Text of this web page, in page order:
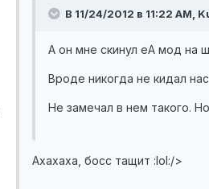
В 11/24/2012 в 11:22 AM,
А он мне скинул еА мод на
Вроде никогда не кидал
Не замечал в нем такого.
Ахахаха, босс тащит :lol:/>